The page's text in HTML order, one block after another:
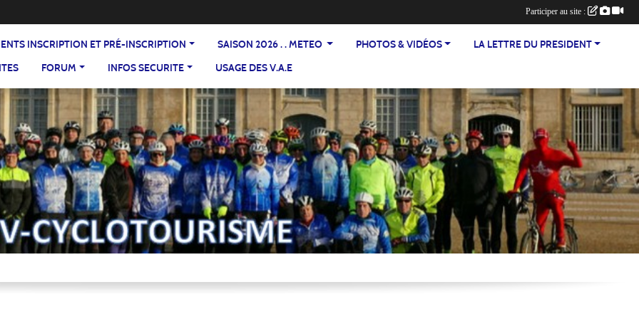
DOCUMENTS INSCRIPTION ET PRÉ-INSCRIPTION SAISON 2026 . . METEO PHOTOS & VIDÉOS
LA LETTRE DU PRESIDENT
FORUM INFOS SECURITE USAGE DES V.A.E
Participer au site :